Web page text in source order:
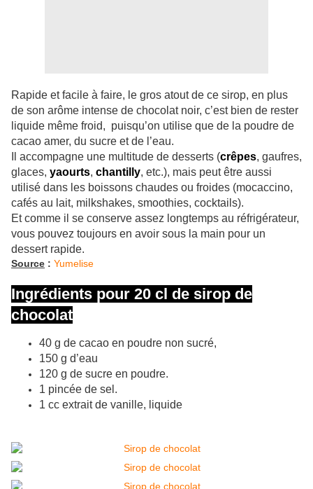
Rapide et facile à faire, le gros atout de ce sirop, en plus
de son arôme intense de chocolat noir, c’est bien de rester
liquide même froid, puisqu’on utilise que de la poudre de
cacao amer, du sucre et de l’eau.
Il accompagne une multitude de desserts (crêpes, gaufres,
glaces, yaourts, chantilly, etc.), mais peut être aussi
utilisé dans les boissons chaudes ou froides (mocaccino,
cafés au lait, milkshakes, smoothies, cocktails).
Et comme il se conserve assez longtemps au réfrigérateur,
vous pouvez toujours en avoir sous la main pour un
dessert rapide.
Source : Yumelise
Ingrédients pour 20 cl de sirop de
chocolat
40 g de cacao en poudre non sucré,
150 g d’eau
120 g de sucre en poudre.
1 pincée de sel.
1 cc extrait de vanille, liquide